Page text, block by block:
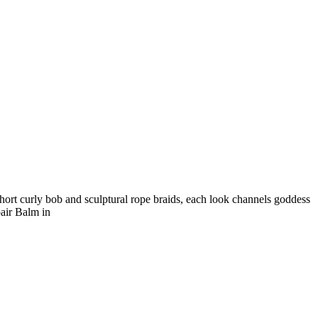
curly bob and sculptural rope braids, each look channels goddess
Balm in